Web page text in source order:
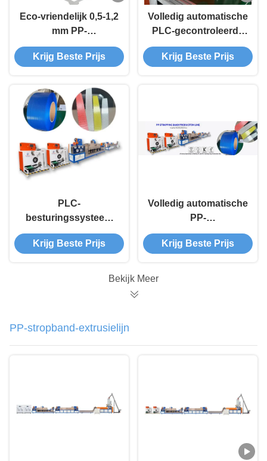
Eco-vriendelijk 0,5-1,2
mm PP-
bandproductiemachine
400/500/600 kg/uur
Krijg Beste Prijs
Volledig automatische
PLC-gecontroleerde
PP-
bandbandmachine
Krijg Beste Prijs
PLC-
besturingssysteem
PP-bandrolmachine
voor productie-
Krijg Beste Prijs
Volledig automatische
PP-
extruderingsmachine
voor PP-bandrolletjes
Krijg Beste Prijs
Bekijk Meer
PP-stropband-extrusielijn